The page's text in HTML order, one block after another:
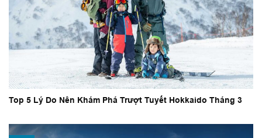
Top 5 Lý Do Nên Khám Phá Trượt Tuyết Hokkaido Tháng 3